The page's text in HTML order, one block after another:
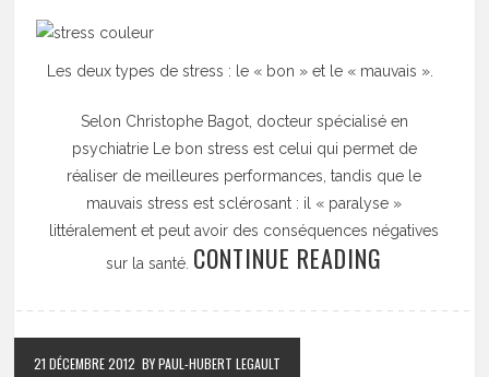
Les deux types de stress : le « bon » et le « mauvais ».
Selon Christophe Bagot, docteur spécialisé en
psychiatrie Le bon stress est celui qui permet de
réaliser de meilleures performances, tandis que le
mauvais stress est sclérosant : il « paralyse »
littéralement et peut avoir des conséquences négatives
sur la santé. CONTINUE READING
21 DÉCEMBRE 2012 BY PAUL-HUBERT LEGAULT